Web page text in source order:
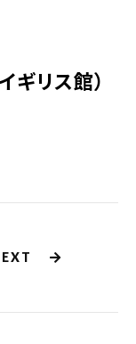
ギリス館）
購入